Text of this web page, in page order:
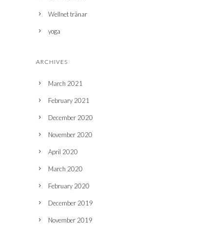
Wellnet tränar
yoga
ARCHIVES
March 2021
February 2021
December 2020
November 2020
April 2020
March 2020
February 2020
December 2019
November 2019